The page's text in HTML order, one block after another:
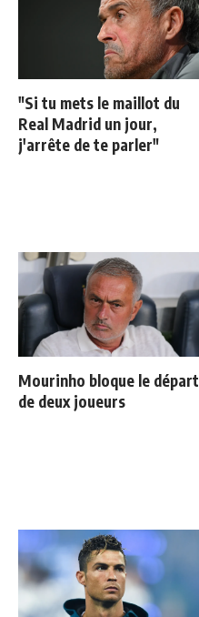
"Si tu mets le maillot du
Real Madrid un jour,
j'arrête de te parler"
Mourinho bloque le départ
de deux joueurs